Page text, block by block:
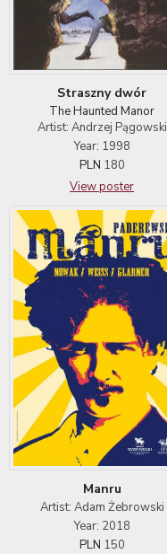
Straszny dwór
The Haunted Manor
Artist: Andrzej Pągowski
Year: 1998
PLN 180
View poster
Manru
Artist: Adam Żebrowski
Year: 2018
PLN 150